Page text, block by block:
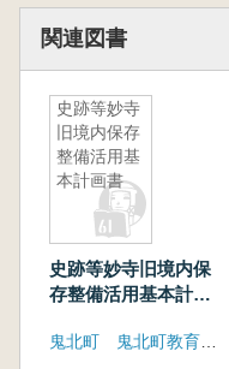
関連図書
史跡等妙寺
旧境内保存
整備活用基
本計画書
史跡等妙寺旧境内保
存整備活用基本計画